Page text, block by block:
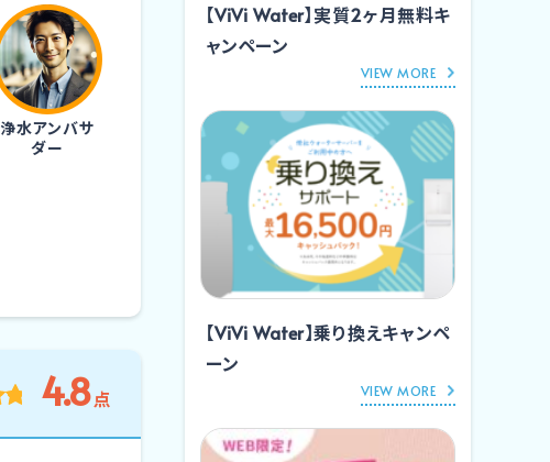
浄水アンバサ
ダー
4.8点
【ViVi Water】実質2ヶ月無料キ
ャンペーン
VIEW MORE
【ViVi Water】乗り換えキャンペ
ーン
VIEW MORE